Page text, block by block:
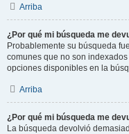
Arriba
¿Por qué mi búsqueda me
Probablemente su búsqueda
comunes que no son
opciones disponibles en la
Arriba
¿Por qué mi búsqueda me
La búsqueda devolvió